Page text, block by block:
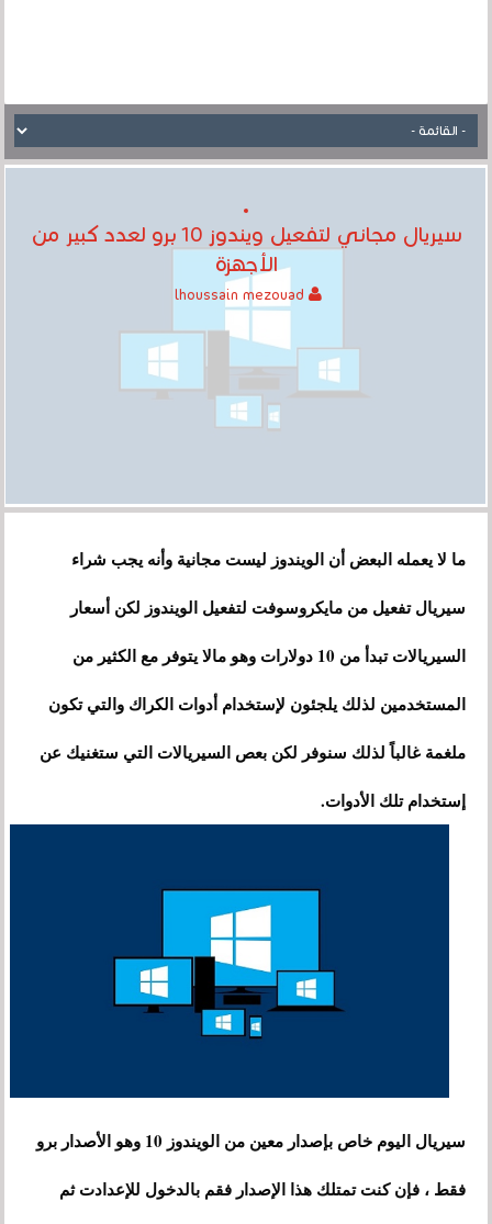
سيريال مجاني لتفعيل ويندوز 10 برو لعدد كبير من
الأجهزة
ما لا يعمله البعض أن الويندوز ليست مجانية وأنه يجب شراء
سيريال تفعيل من مايكروسوفت لتفعيل الويندوز لكن أسعار
السيريالات تبدأ من 10 دولارات وهو مالا يتوفر مع الكثير من
المستخدمين لذلك يلجئون لإستخدام أدوات الكراك والتي تكون
ملغمة غالباً لذلك سنوفر لكن بعص السيريالات التي ستغنيك عن
إستخدام تلك الأدوات.
سيريال اليوم خاص بإصدار معين من الويندوز 10 وهو الأصدار برو
فقط ، فإن كنت تمتلك هذا الإصدار فقم بالدخول للإعدادت ثم